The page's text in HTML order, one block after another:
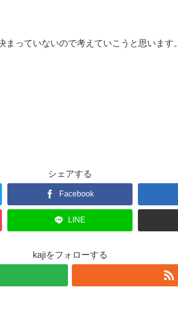
っていないので考えていこうと思います。
シェアする
Facebook
LINE
kajiをフォローする